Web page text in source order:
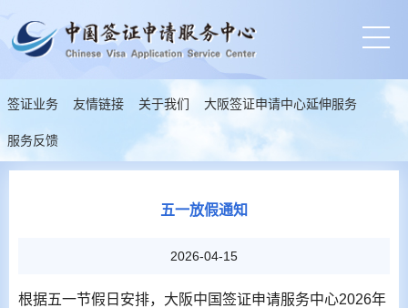
签证业务 友情链接 关于我们 大阪签证申请中心延伸服务
服务反馈
五一放假通知
2026-04-15
根据五一节假日安排，大阪中国签证申请服务中心2026年